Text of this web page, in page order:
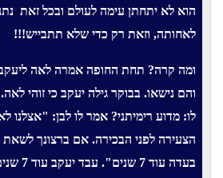
הוא לא יתחתן עימה לעולם ובכל זאת
לאחותה, וזאת רק כדי שלא תתבייש!!!
ומה קרה? תחת החופה אמרה לאה
והם נישאו. בבוקר גילה יעקב כי זוהי
לו: מדוע רימיתני? אמר לו לבן: "אצלנו
הצעירה לפני הבכירה. אם ברצונך
בעדה